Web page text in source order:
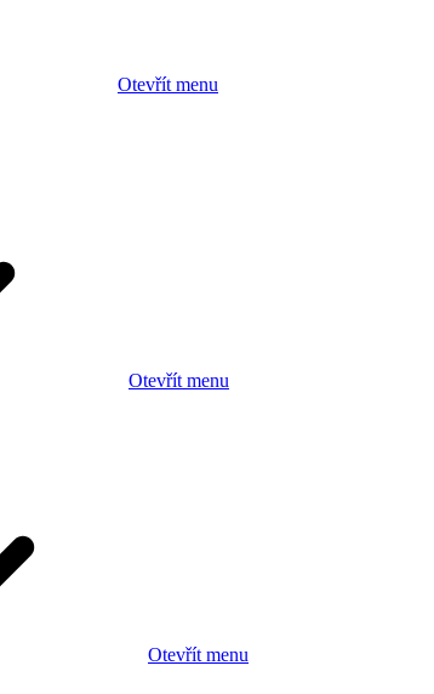
Otevřít menu
Otevřít menu
Otevřít menu